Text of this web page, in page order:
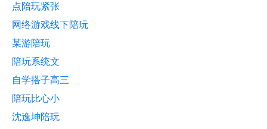
点陪玩紧张
网络游戏线下陪玩
某游陪玩
陪玩系统文
自学搭子高三
陪玩比心小
沈逸坤陪玩